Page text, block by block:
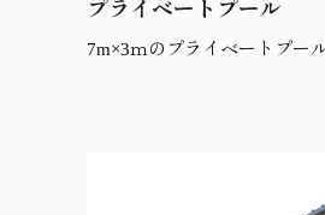
プライベートプール
7m×3ｍのプライベートプー